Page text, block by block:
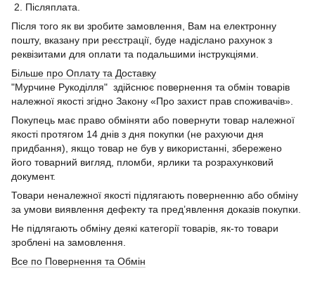
2. Післяплата.
Після того як ви зробите замовлення, Вам на електронну
пошту, вказану при реєстрації, буде надіслано рахунок з
реквізитами для оплати та подальшими інструкціями.
Більше про Оплату та Доставку
"Мурчине Рукоділля" здійснює повернення та обмін товарів
належної якості згідно Закону «Про захист прав споживачів».
Покупець має право обміняти або повернути товар належної
якості протягом 14 днів з дня покупки (не рахуючи дня
придбання), якщо товар не був у використанні, збережено
його товарний вигляд, пломби, ярлики та розрахунковий
документ.
Товари неналежної якості підлягають поверненню або обміну
за умови виявлення дефекту та пред’явлення доказів покупки.
Не підлягають обміну деякі категорії товарів, як-то товари
зроблені на замовлення.
Все по Повернення та Обмін